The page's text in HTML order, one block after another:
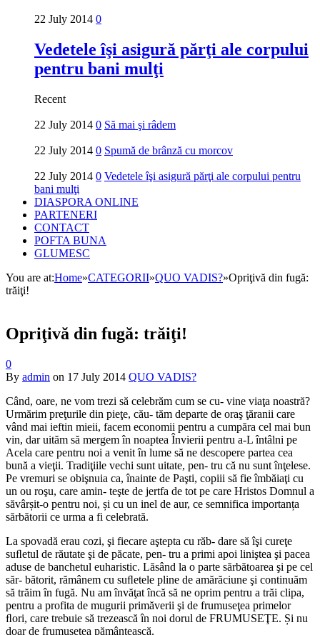
22 July 2014 0
Vedetele îşi asigură părţi ale corpului
pentru bani mulţi
Recent
22 July 2014 0 Să mai şi râdem
22 July 2014 0 Spumă de brânză cu morcov
22 July 2014 0 Vedetele îşi asigură părţi ale corpului pentru
bani mulţi
DIASPORA ONLINE
PARTENERI
CONTACT
POFTA BUNA
GLUMESC
You are at:Home»CATEGORII»QUO VADIS?»Opriţi­vă din fugă:
trăiţi!
Opriţi­vă din fugă: trăiţi!
0
By admin on 17 July 2014 QUO VADIS?
Când, oare, ne vom trezi să celebrăm cum se cu‐ vine viaţa noastră?
Urmărim preţurile din pieţe, cău‐ tăm departe de oraş ţăranii care
vând mai ieftin mieii, facem economii pentru a cumpăra cel mai bun
vin, dar uităm să mergem în noaptea Învierii pentru a‐L întâlni pe
Acela care pentru noi a venit în lume să ne descopere partea cea
bună a vieţii. Tradiţiile vechi sunt uitate, pen‐ tru că nu sunt înţelese.
Pe vremuri se obişnuia ca, înainte de Paşti, copiii să fie îmbăiaţi cu
un ou roşu, care amin‐ teşte de jertfa de tot pe care Hristos Domnul a
săvârșit‐o pentru noi, și cu un inel de aur, ce semnifica importanța
sărbătorii ce urma a fi celebrată.
La spovadă erau cozi, şi fiecare aştepta cu răb‐ dare să îşi cureţe
suﬂetul de răutate şi de păcate, pen‐ tru a primi apoi liniştea şi pacea
aduse de banchetul euharistic. Lăsând la o parte sărbătoarea şi pe cel
săr‐ bătorit, rămânem cu suﬂetele pline de amărăciune şi continuăm
să trăim în fugă. Nu am învăţat încă să ne oprim pentru a trăi clipa,
pentru a profita de mugurii primăverii şi de frumuseţea primelor
ﬂori, care trebuie să trezească în noi dorul de FRUMUSEŢE. Și nu
doar de frumusețea pământească.